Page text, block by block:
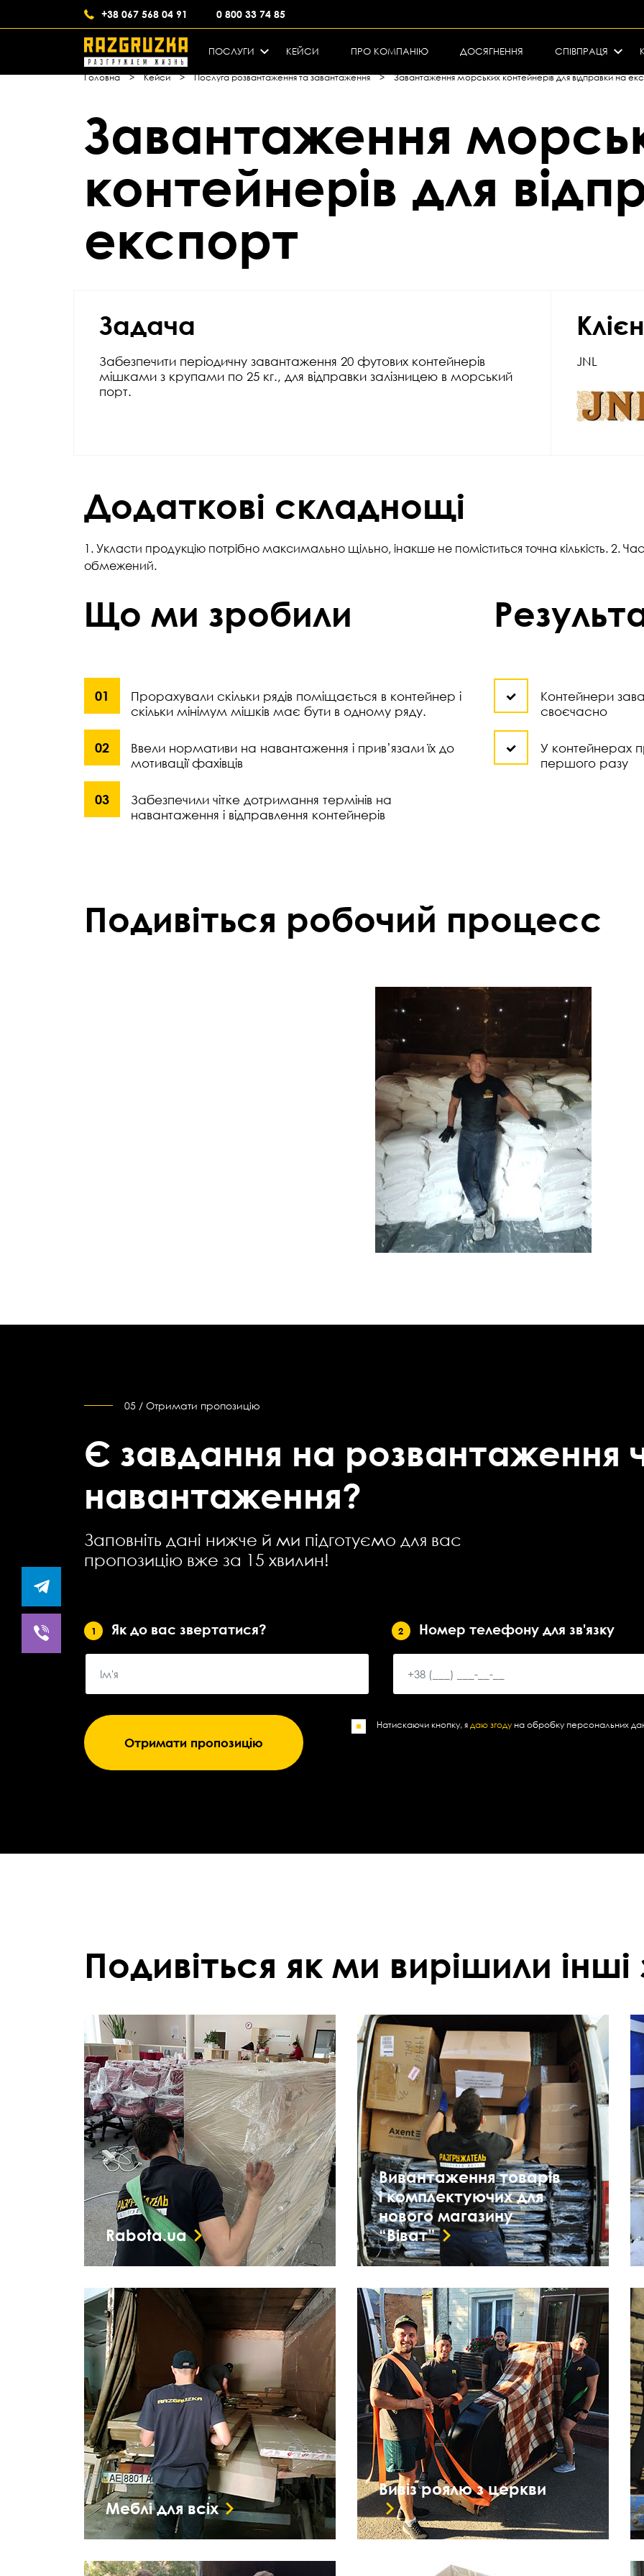
+38 067 568 04 91 0 800 33 74 85
ПОСЛУГИ КЕЙСИ ПРО КОМПАНІЮ ДОСЯГНЕННЯ СПІВПРАЦЯ
Головна > Кейси > Послуга розвантаження та завантаження > Завантаження морських контейнерів для відправки на
Завантаження
контейнерів для
експорт
Задача
Забезпечити періодичну завантаження 20 футових контейнерів
мішками з крупами по 25 кг., для відправки залізницею в морський
порт.
JNL
Додаткові складнощі
1. Укласти продукцію потрібно максимально щільно, інакше не поміститься точна кількість. 2.
обмежений.
Що ми зробили
Прорахували скільки рядів поміщається в контейнер і
скільки мінімум мішків має бути в одному ряду.
Ввели нормативи на навантаження і прив’язали їх до
мотивації фахівців
Забезпечили чітке дотримання термінів на
навантаження і відправлення контейнерів
Контейнери
своєчасно
У контейнерах
першого разу
Подивіться робочий процесс
05 / Отримати пропозицію
Є завдання на розвантаження
навантаження?
Заповніть дані нижче й ми підготуємо для вас
пропозицію вже за 15 хвилин!
1 Як до вас звертатися? 2 Номер телефону для зв'язку
Натискаючи кнопку, ядаю згоду на обробку персональних
Подивіться як ми вирішили інші
Rabota.ua
Вивантаження товарів
і комплектуючих для
нового магазину
“Віват”
Меблі для всіх
Вивіз роялю з церкви